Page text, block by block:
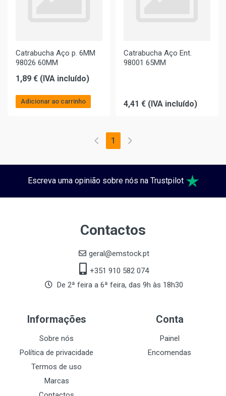
Catrabucha Aço p. 6MM
98026 60MM
1,89 € (IVA incluído)
Adicionar ao carrinho
Catrabucha Aço Ent.
98001 65MM
4,41 € (IVA incluído)
1
Escreva uma opinião sobre nós na Trustpilot
Contactos
geral@emstock.pt
+351 910 582 074
De 2ª feira a 6ª feira, das 9h às 18h30
Informações
Sobre nós
Política de privacidade
Termos de uso
Marcas
Conta
Painel
Encomendas